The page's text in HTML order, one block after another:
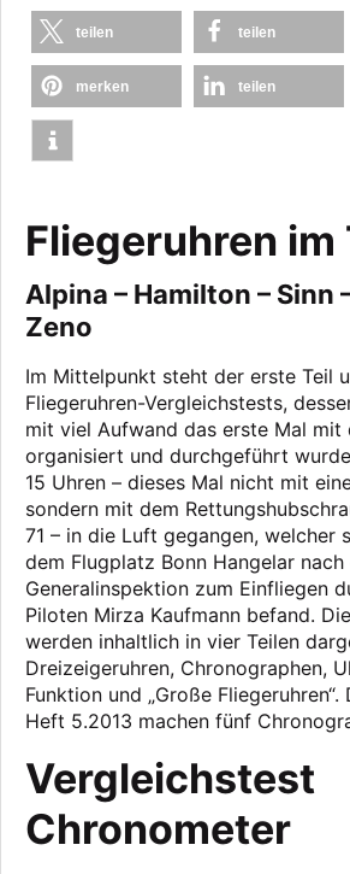
teilen teilen
merken teilen
Fliegeruhren im
Alpina – Hamilton – Sinn
Zeno
Im Mittelpunkt steht der erste Teil
Fliegeruhren-Vergleichstests,
mit viel Aufwand das erste Mal mit
organisiert und durchgeführt
15 Uhren – dieses Mal nicht mit
sondern mit dem
71 – in die Luft gegangen, welcher
dem Flugplatz Bonn Hangelar nach
Generalinspektion zum Einfliegen
Piloten Mirza Kaufmann befand.
werden inhaltlich in vier Teilen
Dreizeigeruhren, Chronographen,
Funktion und „Große
Heft 5.2013 machen fünf
Vergleichstest
Chronometer